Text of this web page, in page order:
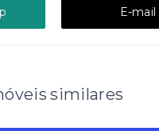
E-mail
similares